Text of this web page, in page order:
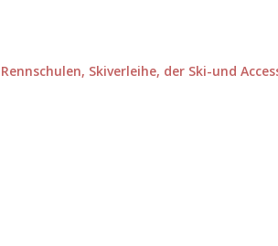
Skiverleihe, der Ski-und